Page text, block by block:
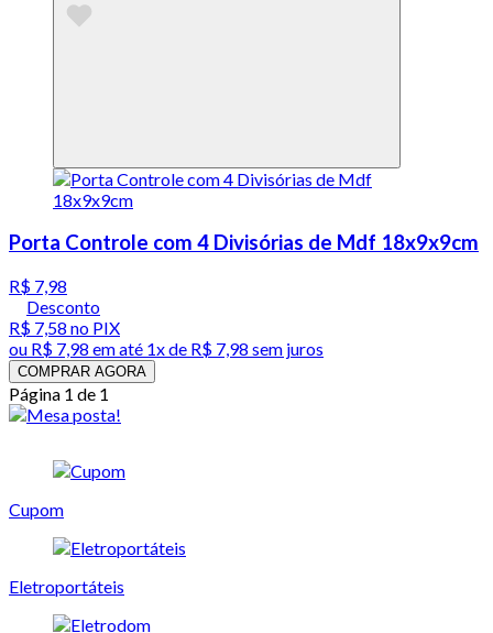
Porta Controle com 4 Divisórias de Mdf 18x9x9cm
R$ 7,98
Desconto
R$ 7,58 no PIX
ou R$ 7,98 em até 1x de R$ 7,98 sem juros
COMPRAR AGORA
Página 1 de 1
Cupom
Eletroportáteis